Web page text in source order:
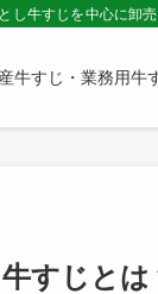
し牛すじを中心に卸
牛すじ・業務用牛
牛すじとは